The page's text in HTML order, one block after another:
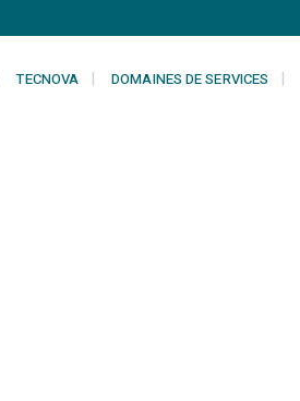
TECNOVA DOMAINES DE SERVICES